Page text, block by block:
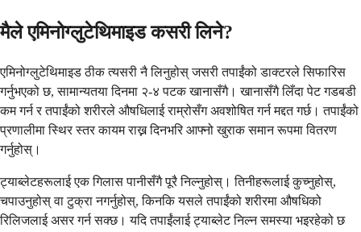
मैले एमिनोग्लुटेथिमाइड कसरी लिने?
एमिनोग्लुटेथिमाइड ठीक त्यसरी नै लिनुहोस् जसरी तपाईंको डाक्टरले सिफारिस
गर्नुभएको छ, सामान्यतया दिनमा २-४ पटक खानासँगै। खानासँगै लिँदा पेट गडबडी
कम गर्न र तपाईंको शरीरले औषधिलाई राम्रोसँग अवशोषित गर्न मद्दत गर्छ। तपाईंको
प्रणालीमा स्थिर स्तर कायम राख्न दिनभरि आफ्नो खुराक समान रूपमा वितरण
गर्नुहोस्।
ट्याब्लेटहरूलाई एक गिलास पानीसँगै पूरै निल्नुहोस्। तिनीहरूलाई कुच्नुहोस्,
चपाउनुहोस् वा टुक्रा नगर्नुहोस्, किनकि यसले तपाईंको शरीरमा औषधिको
रिलिजलाई असर गर्न सक्छ। यदि तपाईंलाई ट्याब्लेट निल्न समस्या भइरहेको छ